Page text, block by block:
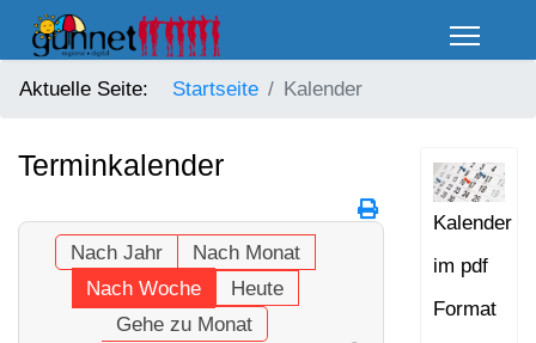
Aktuelle Seite: Startseite Kalender
Terminkalender
Nach Jahr
Nach Monat
Nach Woche
Heute
Gehe zu Monat
Kalender
im pdf
Format